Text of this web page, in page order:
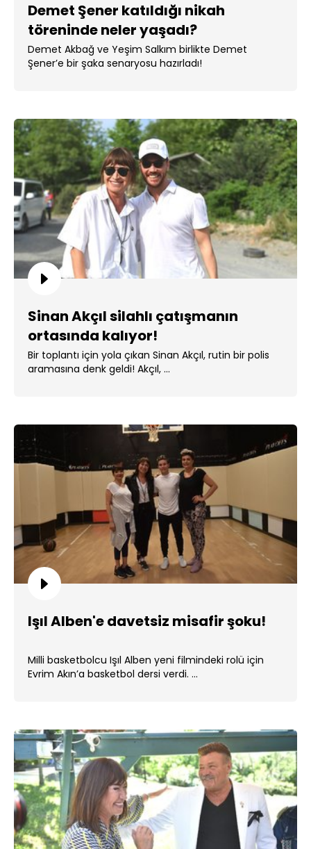
Demet Şener katıldığı nikah
töreninde neler yaşadı?
Demet Akbağ ve Yeşim Salkım birlikte Demet
Şener’e bir şaka senaryosu hazırladı!
Sinan Akçıl silahlı çatışmanın
ortasında kalıyor!
Bir toplantı için yola çıkan Sinan Akçıl, rutin bir polis
aramasına denk geldi! Akçıl, ...
Işıl Alben'e davetsiz misafir şoku!
Milli basketbolcu Işıl Alben yeni filmindeki rolü için
Evrim Akın’a basketbol dersi verdi. ...